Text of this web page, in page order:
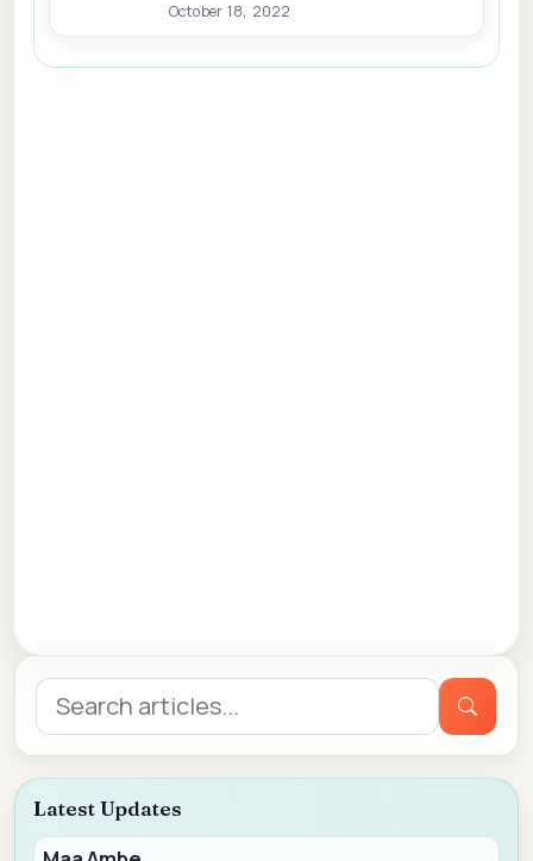
October 18, 2022
Search
for:
Latest Updates